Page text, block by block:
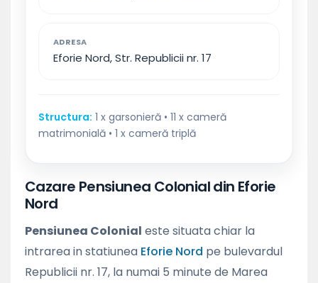
ADRESA
Eforie Nord, Str. Republicii nr. 17
Structura: 1 x garsonieră • 11 x cameră
matrimonială • 1 x cameră triplă
Cazare Pensiunea Colonial din Eforie
Nord
Pensiunea Colonial este situata chiar la
intrarea in statiunea Eforie Nord pe bulevardul
Republicii nr. 17, la numai 5 minute de Marea